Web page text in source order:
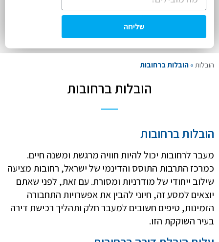
שליחה
הובלות » הובלות ברחובות
הובלות ברחובות
הובלות ברחובות
מעבר לרחובות יכול להיות חוויה מרגשת ומשנה חיים.
כמרכז התרבות התוסס והדינמי של ישראל, רחובות מציעה
שילוב ייחודי של מודרניות ומסורת. עם זאת, לפני שאתם
יוצאים למסע זה, חיוני להבין את אפשרויות התחבורה
הזמינות, טיפים חשובים למעבר חלק ותהליך רכישת דירה
בעיר השוקקת הזו.